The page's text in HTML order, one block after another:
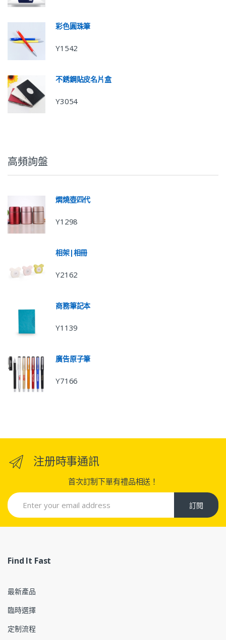
彩色圓珠筆
Y1542
不銹鋼貼皮名片盒
Y3054
高頻詢盤
燜燒壺四代
Y1298
相架|相冊
Y2162
商務筆記本
Y1139
廣告原子筆
Y7166
注册時事通訊
首次訂制下單有禮品相送！
訂閱
Find It Fast
最新產品
臨時選擇
定制流程